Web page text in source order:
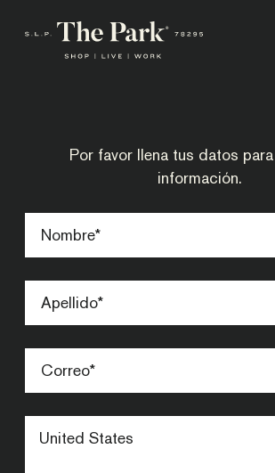
Por favor llena tus datos
información.